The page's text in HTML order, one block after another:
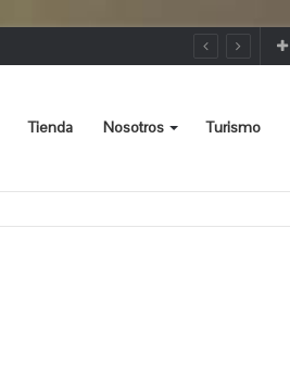
Tienda Nosotros Turismo